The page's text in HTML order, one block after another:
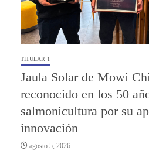
TITULAR 1
Jaula Solar de Mowi
reconocido en los 50
salmonicultura por su
innovación
agosto 5, 2026